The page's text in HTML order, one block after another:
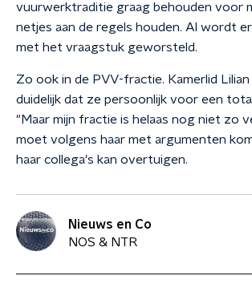
vuurwerktraditie graag behouden voor
netjes aan de regels houden. Al wordt
met het vraagstuk geworsteld.
Zo ook in de PVV-fractie. Kamerlid
duidelijk dat ze persoonlijk voor een
"Maar mijn fractie is helaas nog niet zo
moet volgens haar met argumenten
haar collega's kan overtuigen.
Nieuws en Co
NOS & NTR